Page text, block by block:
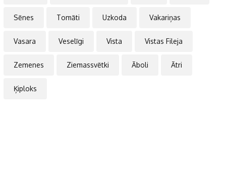
Sēnes Tomāti Uzkoda Vakariņas
Vasara Veselīgi Vista Vistas Fileja
Zemenes Ziemassvētki Āboli Ātri
Ķiploks